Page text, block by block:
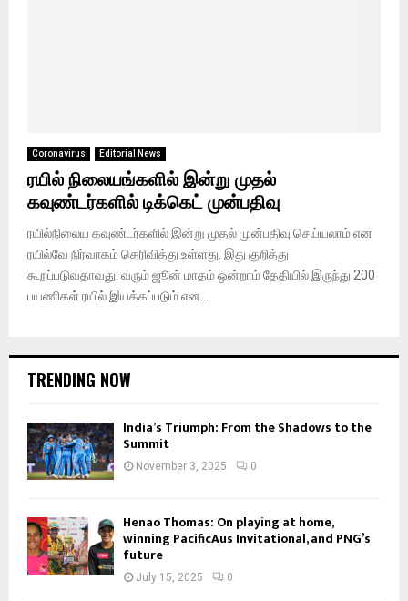
Coronavirus Editorial News
ரயில் நிலையங்களில் இன்று முதல்
கவுண்டர்களில் டிக்கெட் முன்பதிவு
ரயில்நிலைய கவுண்டர்களில் இன்று முதல் முன்பதிவு செய்யலாம் என
ரயில்வே நிர்வாகம் தெரிவித்து உள்ளது. இது குறித்து
கூறப்படுவதாவது: வரும் ஜூன் மாதம் ஒன்றாம் தேதியில் இருந்து 200
பயணிகள் ரயில் இயக்கப்படும் என...
TRENDING NOW
India’s Triumph: From the Shadows to the
Summit
November 3, 2025 0
Henao Thomas: On playing at home,
winning PacificAus Invitational, and PNG’s
future
July 15, 2025 0